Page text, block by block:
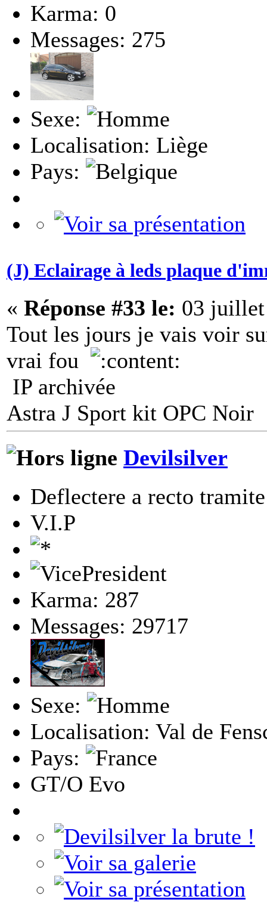
Karma: 0
Messages: 275
Sexe:
Localisation: Liège
Pays:
(J) Eclairage à leds plaque
« Réponse #33 le: 03 juillet
Tout les jours je vais voir
vrai fou
IP archivée
Astra J Sport kit OPC Noir
Devilsilver
Deflectere a recto
V.I.P
Karma: 287
Messages: 29717
Sexe:
Localisation: Val de
Pays:
GT/O Evo